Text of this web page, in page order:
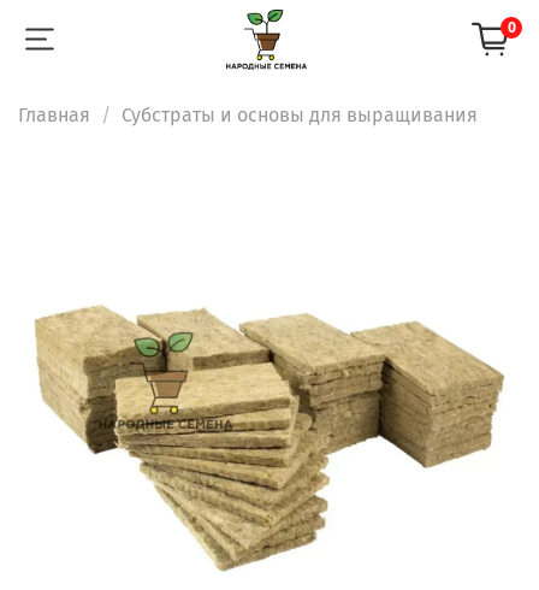
0
Главная Субстраты и основы для выращивания